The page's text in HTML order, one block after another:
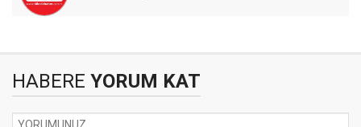
HABERE YORUM KAT